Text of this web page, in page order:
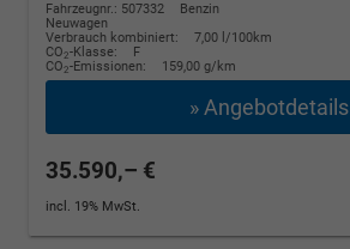
Fahrzeugnr.: 507332
Benzin
Neuwagen
Verbrauch kombiniert:
7,00 l/100km
CO2-Klasse:
F
CO2-Emissionen: 159,00 g/km
» Angebotdetails
35.590,– €
incl. 19% MwSt.